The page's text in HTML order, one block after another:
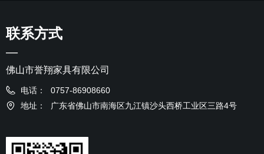
联系方式
—
电话：
0757-86908660
地址：
广东省佛山市南海区九江镇沙头西桥工业区三路4号
佛山市誉翔家具有限公司